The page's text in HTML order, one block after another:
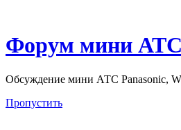
Форум мини
Обсуждение мини АТС Panasonic,
Пропустить